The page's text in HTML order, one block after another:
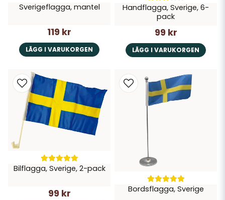
Sverigeflagga, mantel
119 kr
LÄGG I VARUKORGEN
Handflagga, Sverige, 6-
pack
99 kr
LÄGG I VARUKORGEN
Bilflagga, Sverige, 2-pack
99 kr Bordsflagga, Sverige